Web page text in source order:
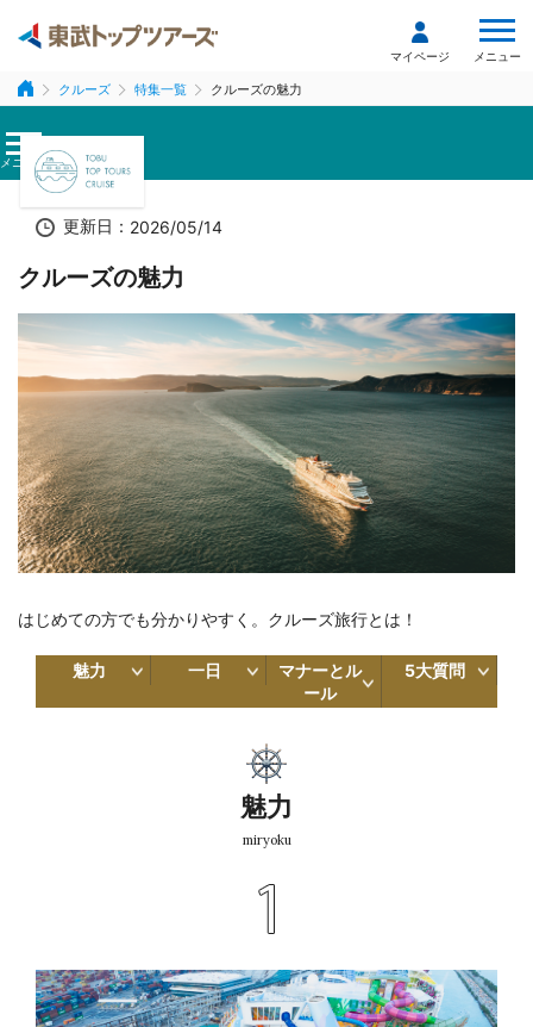
マイページ メニュー
クルーズ 特集一覧 クルーズの魅力
メニュー
更新日： 2026/05/14
クルーズの魅力
はじめての方でも分かりやすく。クルーズ旅行とは！
魅力 一日
マナーとル
ール
5大質問
魅力
miryoku